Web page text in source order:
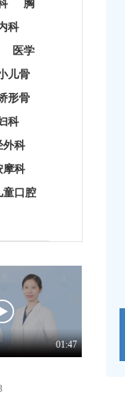
胸
科
医学
儿骨
形骨
科
外科
摩科
童口腔
01:47